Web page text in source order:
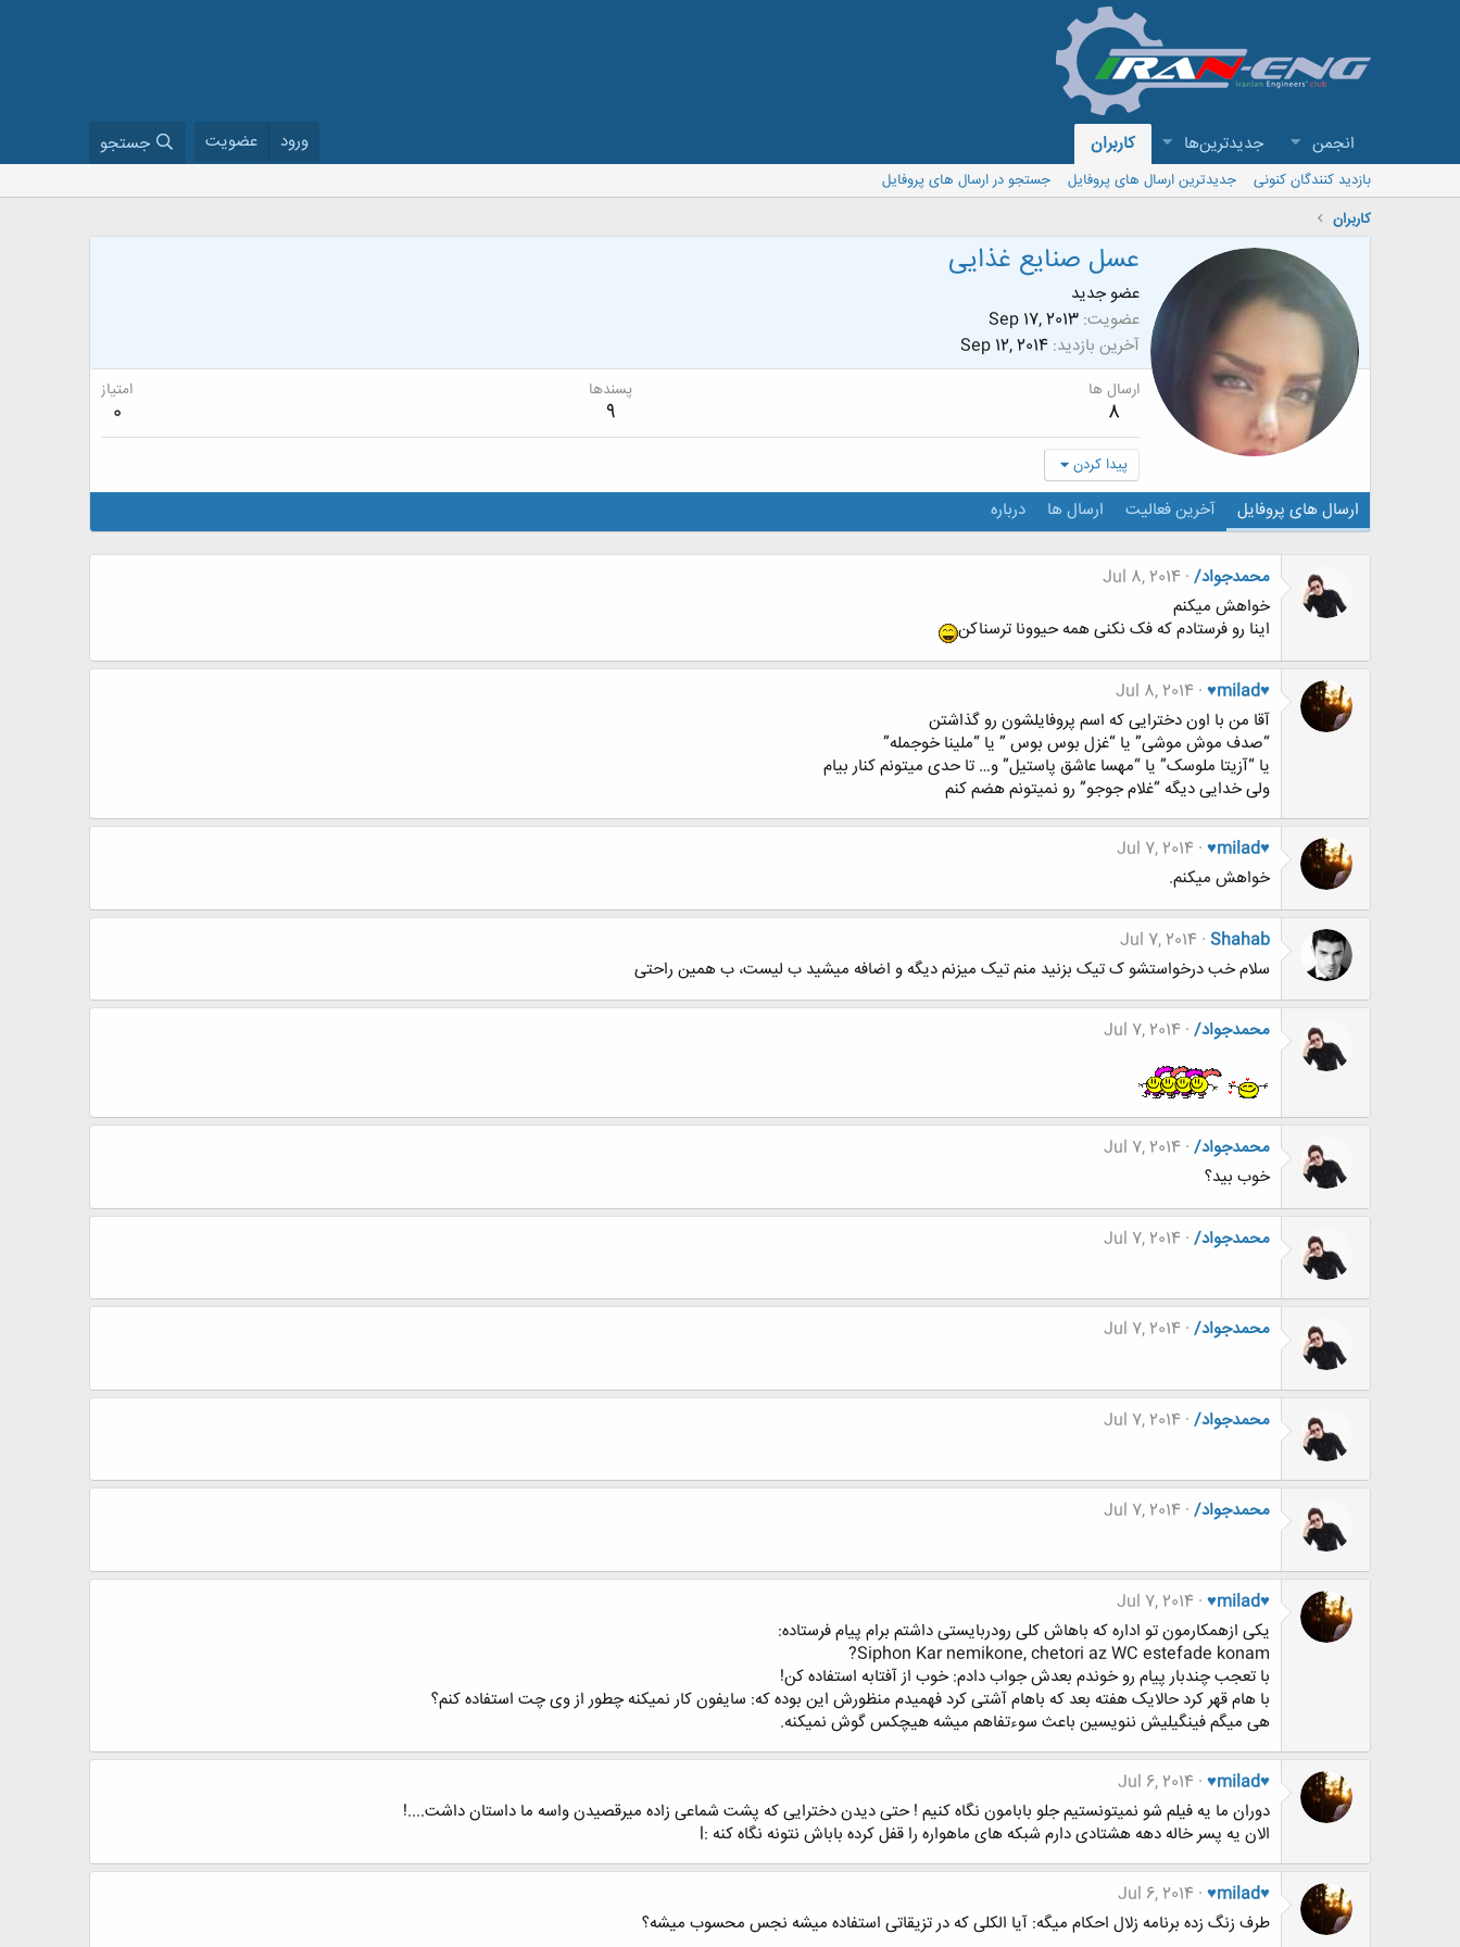
انجمن جدیدترین‌ها کاربران ورود عضویت جستجو
بازدید کنندگان کنونی جدیدترین ارسال های پروفایل
جستجو در ارسال های پروفایل
کاربران
عسل صنایع غذایی
عضو جدید
عضویت Sep 17, 2013
آخرین بازدید Sep 12, 2014
ارسال ها
8
پسندها
9
امتیاز
0
پیدا کردن
ارسال های پروفایل آخرین فعالیت ارسال ها درباره
محمدجواد/ Jul 8, 2014
خواهش میکنم
اینا رو فرستادم که فک نکنی همه حیوونا ترسناکن
♥milad♥
Jul 8, 2014
ﺁﻗﺎ ﻣﻦ ﺑﺎ ﺍﻭﻥ ﺩﺧﺘﺮﺍﯾﯽ ﮐﻪ ﺍﺳﻢ ﭘﺮﻭﻓﺎﯾﻠﺸﻮﻥ ﺭﻭ ﮔﺬﺍﺷﺘﻦ
“ﺻﺪﻑ ﻣﻮﺵ ﻣﻮﺷﯽ” ﯾﺎ “ﻏﺰﻝ ﺑﻮﺱ ﺑﻮﺱ ” ﯾﺎ “ﻣﻠﯿﻨﺎ ﺧﻮﺟﻤﻠﻪ”
ﯾﺎ “ﺁﺯﯾﺘﺎ ﻣﻠﻮﺳﮏ” ﯾﺎ “ﻣﻬﺴﺎ ﻋﺎﺷﻖ ﭘﺎﺳﺘﯿﻞ” ﻭ… ﺗﺎ ﺣﺪﯼ ﻣﯿﺘﻮﻧﻢ ﮐﻨﺎﺭ ﺑﯿﺎﻡ
ﻭﻟﯽ ﺧﺪﺍﯾﯽ ﺩﯾﮕﻪ “ﻏﻼﻡ ﺟﻮﺟﻮ” ﺭﻭ ﻧﻤﯿﺘﻮﻧﻢ ﻫﻀﻢ ﮐﻨﻢ
♥milad♥
Jul 7, 2014
خواهش میکنم.
Shahab
Jul 7, 2014
سلام خب درخواستشو ک تیک بزنید منم تیک میزنم دیگه و اضافه میشید ب لیست، ب همین راحتی
محمدجواد/ Jul 7, 2014
محمدجواد/ Jul 7, 2014
خوب بید؟
محمدجواد/ Jul 7, 2014
محمدجواد/ Jul 7, 2014
محمدجواد/ Jul 7, 2014
محمدجواد/ Jul 7, 2014
♥milad♥
Jul 7, 2014
یکی ازهمکارمون تو اداره که باهاش کلی رودربایستی داشتم برام پیام فرستاده:
Siphon Kar nemikone, chetori az WC estefade konam?
با تعجب چندبار پیام رو خوندم بعدش جواب دادم: خوب از آفتابه استفاده کن!
با هام قهر كرد حالایک هفته بعد که باهام آشتی کرد فهمیدم منظورش این بوده که: سایفون کار نمیکنه چطور از وی چت استفاده کنم؟
هی ميگم فینگیلیش ننویسین باعث سوءتفاهم میشه هیچکس گوش نمیکنه.
♥milad♥
Jul 6, 2014
دوران ما یه فیلم شو نمیتونستیم جلو بابامون نگاه کنیم ! حتی دیدن دخترایی که پشت شماعی زاده میرقصیدن واسه ما داستان داشت....!
الان یه پسر خاله دهه هشتادی دارم شبکه های ماهواره را قفل کرده باباش نتونه نگاه کنه :l
♥milad♥
Jul 6, 2014
طرف زنگ زده برنامه زلال احکام میگه: آیا الکلی که در تزیقاتی استفاده میشه نجس محسوب میشه؟